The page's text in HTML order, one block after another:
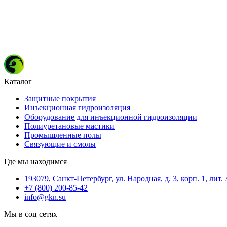
Каталог
Защитные покрытия
Инъекционная гидроизоляция
Оборудование для инъекционной гидроизоляции
Полиуретановые мастики
Промышленные полы
Связующие и смолы
Где мы находимся
193079, Санкт-Петербург, ул. Народная, д. 3, корп. 1, лит.
+7 (800) 200-85-42
info@gkn.su
Мы в соц сетях